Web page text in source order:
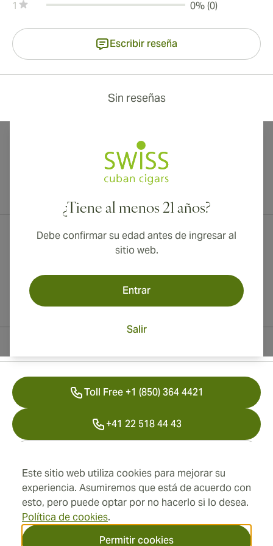
Este sitio web utiliza cookies para mejorar su
experiencia. Asumiremos que está de acuerdo con
esto, pero puede optar por no hacerlo si lo desea.
Política de cookies.
Permitir cookies
1 0% (0)
Escribir reseña
Sin reseñas
¿Tiene al menos 21 años?
Debe confirmar su edad antes de ingresar al
sitio web.
Entrar
Salir
Dirección
Información
Toll Free +1 (850) 364 4421
+41 22 518 44 43